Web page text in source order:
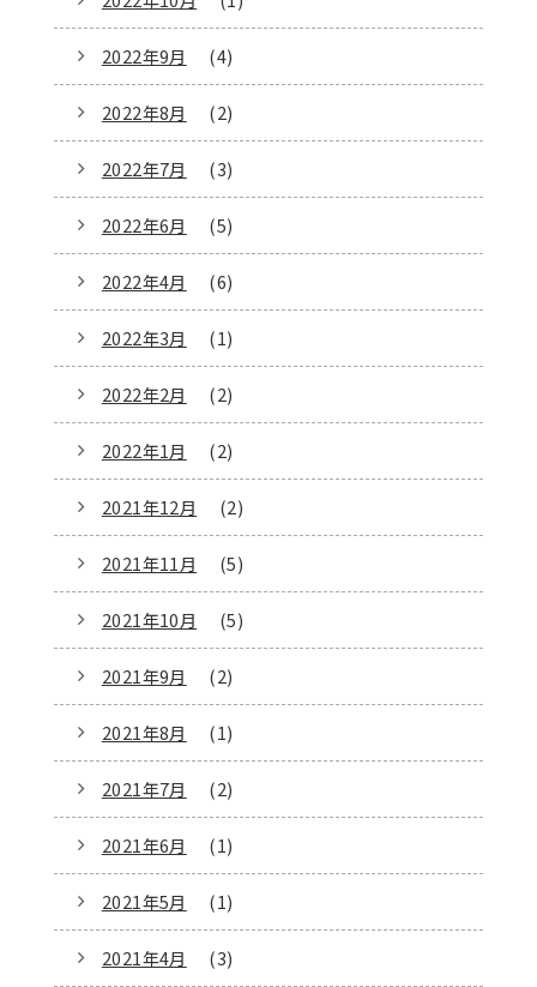
2022年9月 (4)
2022年8月 (2)
2022年7月 (3)
2022年6月 (5)
2022年4月 (6)
2022年3月 (1)
2022年2月 (2)
2022年1月 (2)
2021年12月 (2)
2021年11月 (5)
2021年10月 (5)
2021年9月 (2)
2021年8月 (1)
2021年7月 (2)
2021年6月 (1)
2021年5月 (1)
2021年4月 (3)